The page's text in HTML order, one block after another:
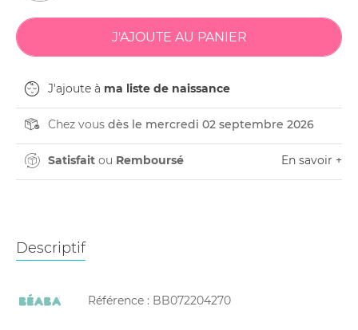
J'ajoute à ma liste de naissance
Chez vous dès le mercredi 02 septembre 2026
Satisfait ou Remboursé En savoir +
Descriptif
Référence : BB072204270